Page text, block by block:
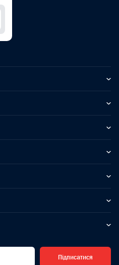
Підписатися